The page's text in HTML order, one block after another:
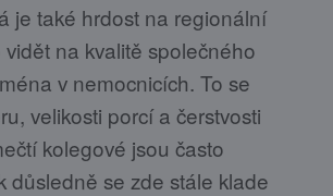
je také hrdost na regionální
vidět na kvalitě společného
v nemocnicích. To se
velikosti porcí a čerstvosti
kolegové jsou často
důsledně se zde stále klade